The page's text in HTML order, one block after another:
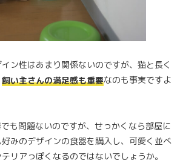
ン性はあまり関係ないのですが、猫と長く
飼い主さんの満足感も重要なのも事実ですよ
も問題ないのですが、せっかくなら部屋に
みのデザインの食器を購入し、可愛く並べ
リアっぽくなるのではないでしょうか。